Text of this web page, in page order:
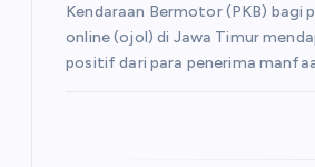
Kendaraan Bermotor (PKB) bagi
online (ojol) di Jawa Timur
positif dari para penerima